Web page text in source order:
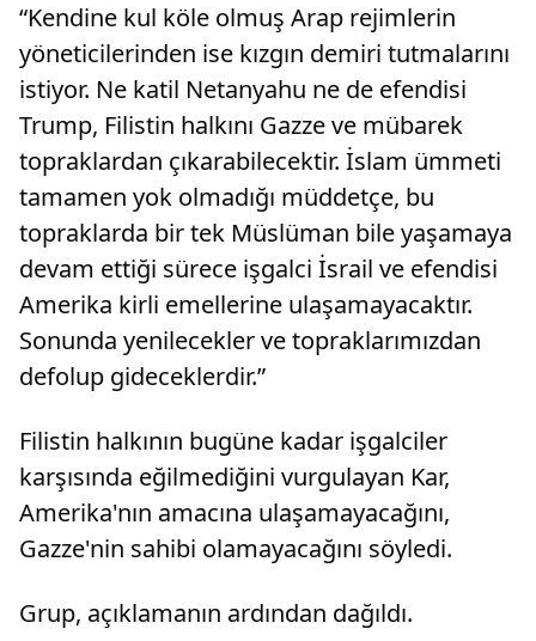
“Kendine kul köle olmuş Arap rejimlerin
yöneticilerinden ise kızgın demiri tutmalarını
istiyor. Ne katil Netanyahu ne de efendisi
Trump, Filistin halkını Gazze ve mübarek
topraklardan çıkarabilecektir. İslam ümmeti
tamamen yok olmadığı müddetçe, bu
topraklarda bir tek Müslüman bile yaşamaya
devam ettiği sürece işgalci İsrail ve efendisi
Amerika kirli emellerine ulaşamayacaktır.
Sonunda yenilecekler ve topraklarımızdan
defolup gideceklerdir.”
Filistin halkının bugüne kadar işgalciler
karşısında eğilmediğini vurgulayan Kar,
Amerika'nın amacına ulaşamayacağını,
Gazze'nin sahibi olamayacağını söyledi.
Grup, açıklamanın ardından dağıldı.